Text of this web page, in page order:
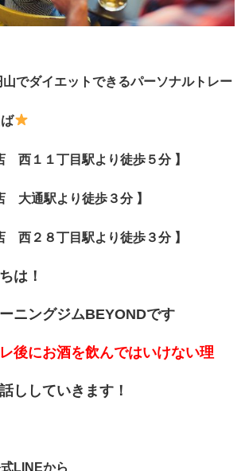
でダイエットできるパーソナルトレー
西１１丁目駅より徒歩５分 】
大通駅より徒歩３分 】
西２８丁目駅より徒歩３分 】
は！
ニングジムBEYONDです
レ後にお酒を飲んではいけない理
ししていきます！
LINEから